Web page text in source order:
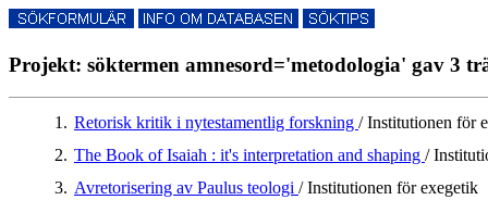
Projekt: söktermen amnesord='metodologia' gav 3
1. Retorisk kritik i nytestamentlig forskning / Institutionen för
2. The Book of Isaiah : it's interpretation and shaping /
3. Avretorisering av Paulus teologi / Institutionen för exegetik